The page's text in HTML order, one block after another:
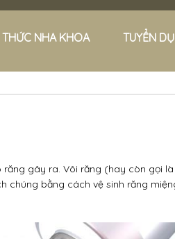
THỨC NHA KHOA TUYỂN
răng gây ra. Vôi răng (hay còn gọi
chúng bằng cách vệ sinh răng